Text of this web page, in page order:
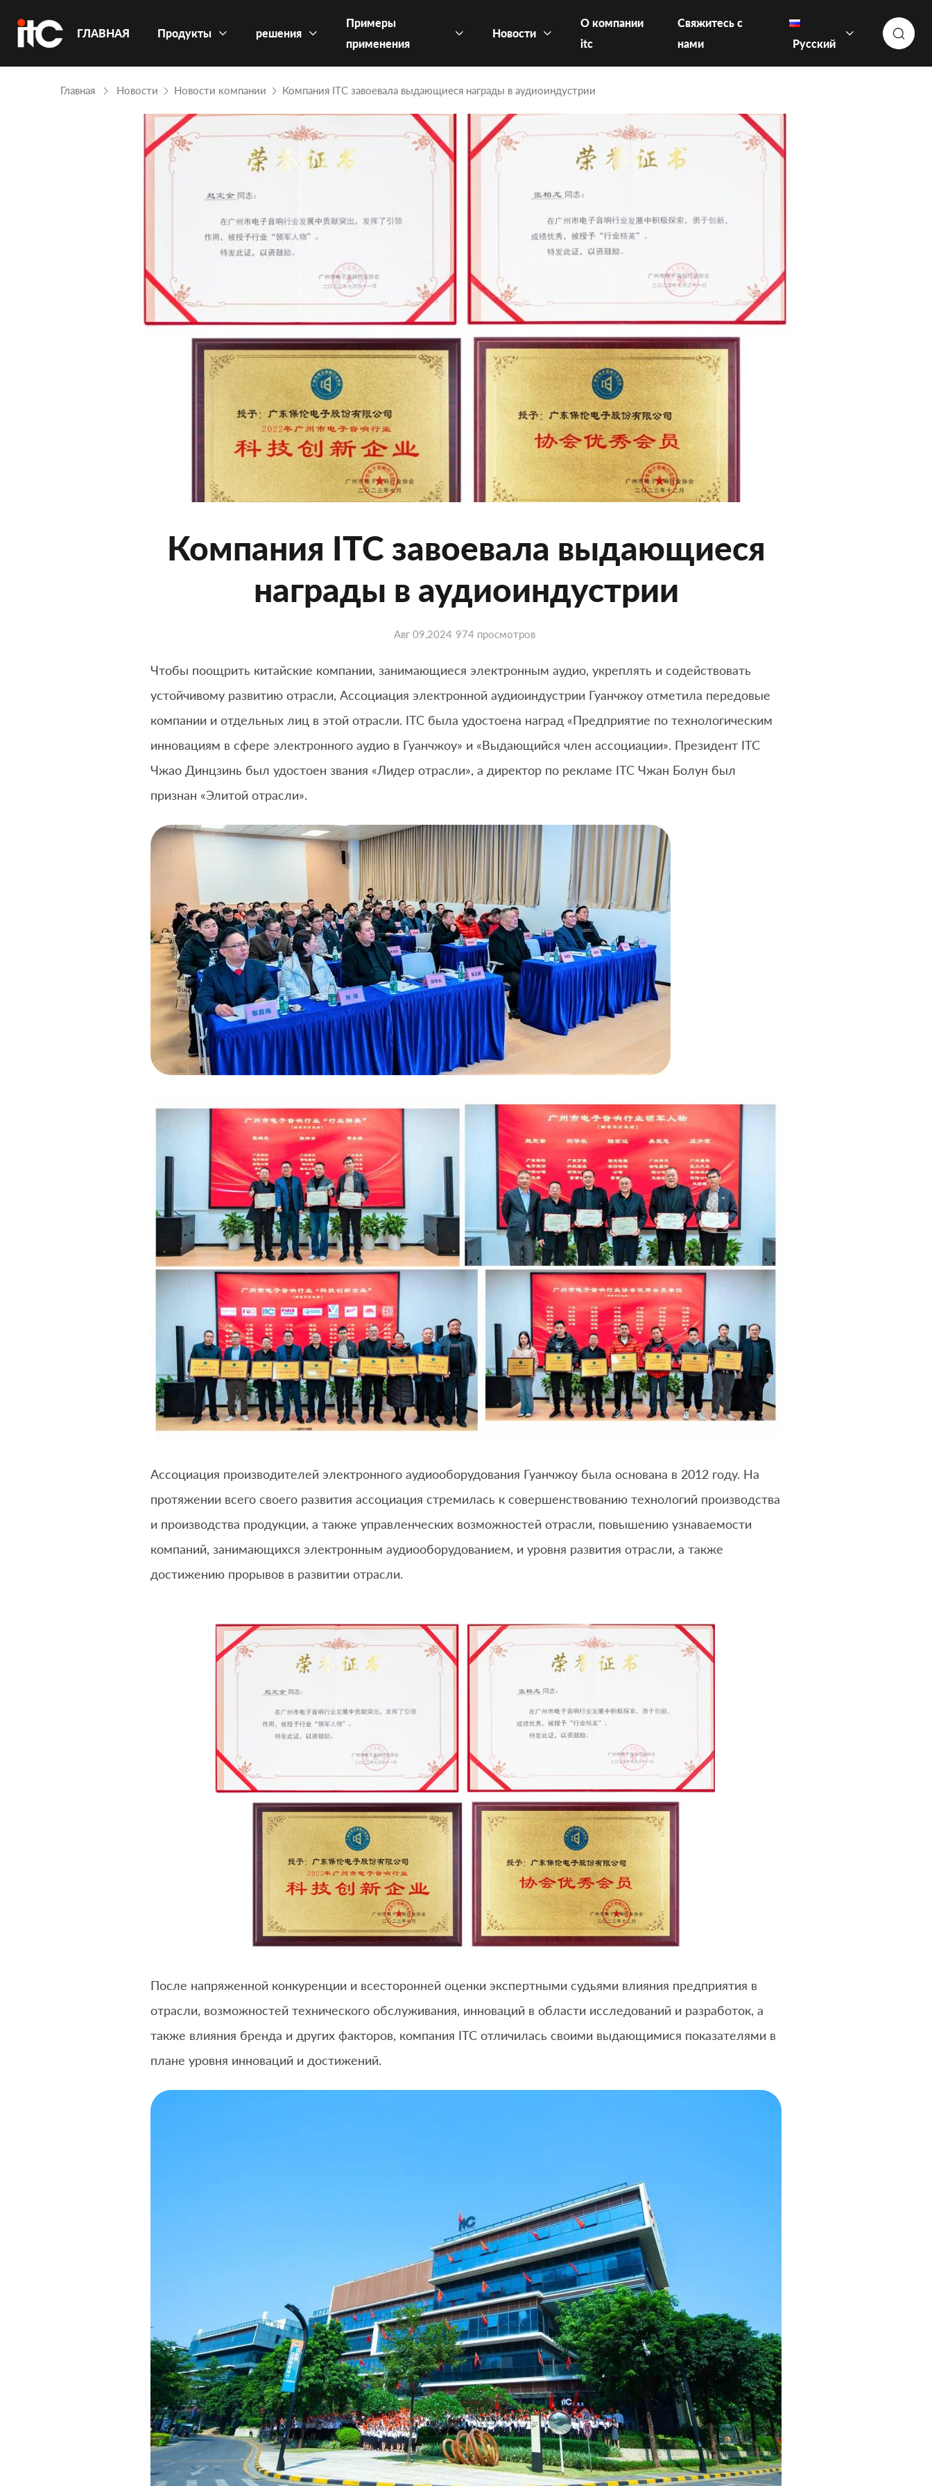
ГЛАВНАЯ Продукты решения
Примеры
применения
Новости
О компании
itc
Свяжитесь с
нами
Русский
Главная Новости Новости компании Компания ITC завоевала выдающиеся награды в аудиоиндустрии
Компания ITC завоевала выдающиеся
награды в аудиоиндустрии
Авг 09,2024 974 просмотров
Чтобы поощрить китайские компании, занимающиеся электронным аудио, укреплять и содействовать
устойчивому развитию отрасли, Ассоциация электронной аудиоиндустрии Гуанчжоу отметила передовые
компании и отдельных лиц в этой отрасли. ITC была удостоена наград «Предприятие по технологическим
инновациям в сфере электронного аудио в Гуанчжоу» и «Выдающийся член ассоциации». Президент ITC
Чжао Динцзинь был удостоен звания «Лидер отрасли», а директор по рекламе ITC Чжан Болун был
признан «Элитой отрасли».
Ассоциация производителей электронного аудиооборудования Гуанчжоу была основана в 2012 году. На
протяжении всего своего развития ассоциация стремилась к совершенствованию технологий производства
и производства продукции, а также управленческих возможностей отрасли, повышению узнаваемости
компаний, занимающихся электронным аудиооборудованием, и уровня развития отрасли, а также
достижению прорывов в развитии отрасли.
После напряженной конкуренции и всесторонней оценки экспертными судьями влияния предприятия в
отрасли, возможностей технического обслуживания, инноваций в области исследований и разработок, а
также влияния бренда и других факторов, компания ITC отличилась своими выдающимися показателями в
плане уровня инноваций и достижений.